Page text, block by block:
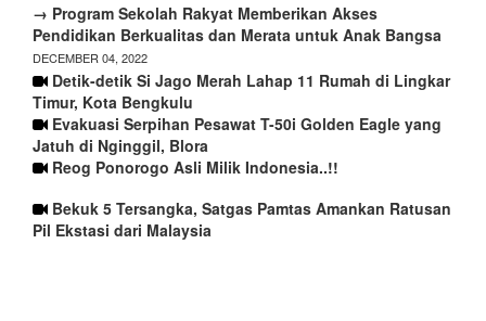
→ Program Sekolah Rakyat Memberikan Akses
Pendidikan Berkualitas dan Merata untuk Anak Bangsa
DECEMBER 04, 2022
Detik-detik Si Jago Merah Lahap 11 Rumah di Lingkar
Timur, Kota Bengkulu
Evakuasi Serpihan Pesawat T-50i Golden Eagle yang
Jatuh di Nginggil, Blora
Reog Ponorogo Asli Milik Indonesia..!!
Bekuk 5 Tersangka, Satgas Pamtas Amankan Ratusan
Pil Ekstasi dari Malaysia